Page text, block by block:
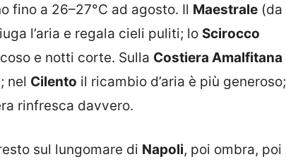
fino a 26–27°C ad agosto. Il Maestrale (da
l’aria e regala cieli puliti; lo Scirocco
e notti corte. Sulla Costiera Amalfitana
nel Cilento il ricambio d’aria è più generoso;
rinfresca davvero.
sul lungomare di Napoli, poi ombra, poi